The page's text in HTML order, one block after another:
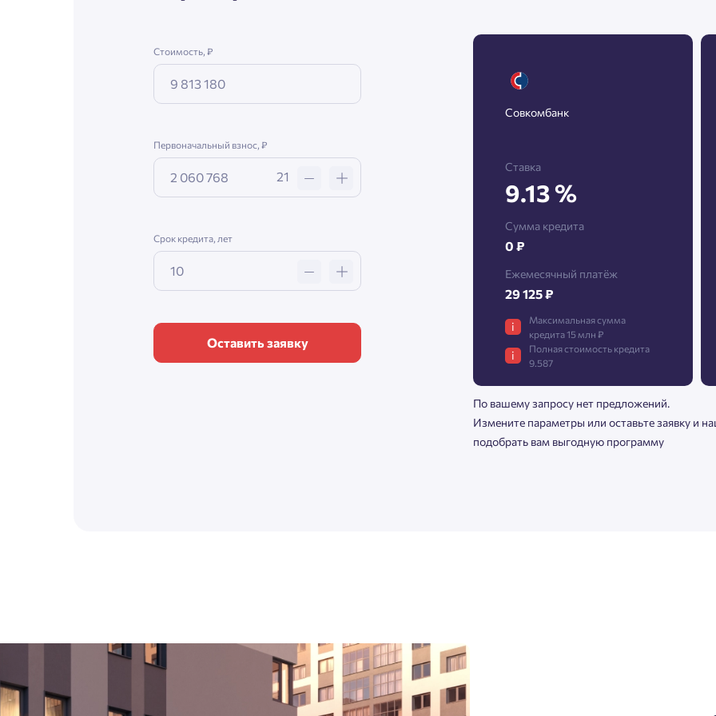
Стоимость, ₽
Первоначальный взнос, ₽
21
Срок кредита, лет
Оставить заявку
Совкомбанк
Ставка
9.13 %
Сумма кредита
0 ₽
Ежемесячный платёж
29 125 ₽
i
Максимальная сумма
кредита 15 млн ₽
i
Полная стоимость кредита
9.587
По вашему запросу нет предложений.
Измените параметры или оставьте заявку и
подобрать вам выгодную программу